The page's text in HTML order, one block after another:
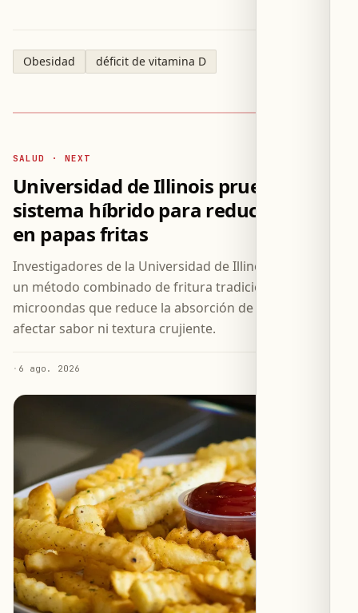
Obesidad déficit de vitamina D
SALUD · NEXT
Universidad de Illinois prueba
sistema híbrido para reducir grasa
en papas fritas
Investigadores de la Universidad de Illinois exploran
un método combinado de fritura tradicional y
microondas que reduce la absorción de aceite sin
afectar sabor ni textura crujiente.
· 6 ago. 2026